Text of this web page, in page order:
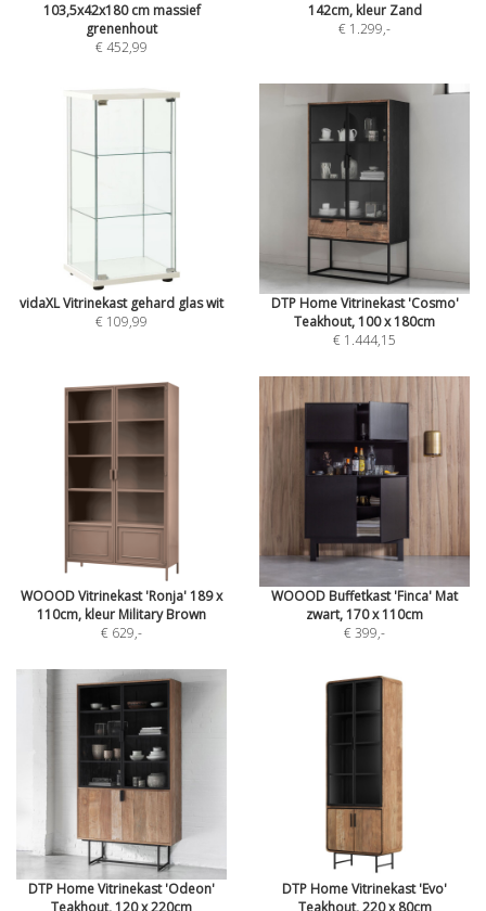
103,5x42x180 cm massief
grenenhout
€ 452,99
142cm, kleur Zand
€ 1.299,-
vidaXL Vitrinekast gehard glas wit
€ 109,99
DTP Home Vitrinekast 'Cosmo'
Teakhout, 100 x 180cm
€ 1.444,15
WOOOD Vitrinekast 'Ronja' 189 x
110cm, kleur Military Brown
€ 629,-
WOOOD Buffetkast 'Finca' Mat
zwart, 170 x 110cm
€ 399,-
DTP Home Vitrinekast 'Odeon'
Teakhout, 120 x 220cm
DTP Home Vitrinekast 'Evo'
Teakhout, 220 x 80cm